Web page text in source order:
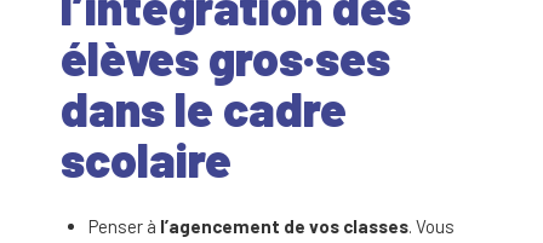
élèves gros·ses
dans le cadre
scolaire
Penser à l’agencement de vos classes. Vous